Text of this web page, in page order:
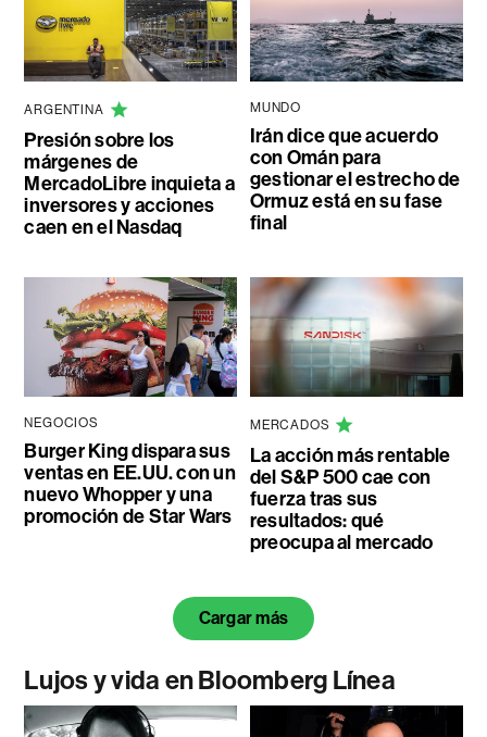
ARGENTINA
Presión sobre los
márgenes de
MercadoLibre inquieta a
inversores y acciones
caen en el Nasdaq
MUNDO
Irán dice que acuerdo
con Omán para
gestionar el estrecho de
Ormuz está en su fase
final
NEGOCIOS
Burger King dispara sus
ventas en EE.UU. con un
nuevo Whopper y una
promoción de Star Wars
MERCADOS
La acción más rentable
del S&P 500 cae con
fuerza tras sus
resultados: qué
preocupa al mercado
Cargar más
Lujos y vida en Bloomberg Línea